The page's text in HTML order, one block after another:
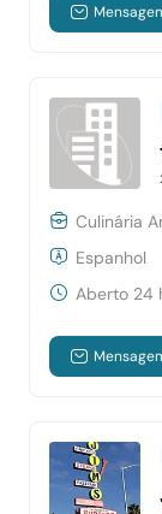
Culinária
Espanhol
Aberto 24